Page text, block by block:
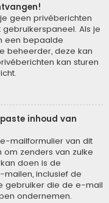
geen privéberichten
Als je
een bepaalde
beheerder, deze kan
kan sturen
inhoud van
mailformulier van dit
zenders van zulke
doen is de
inclusief de
gebruiker die de e-mail
ondernemen.